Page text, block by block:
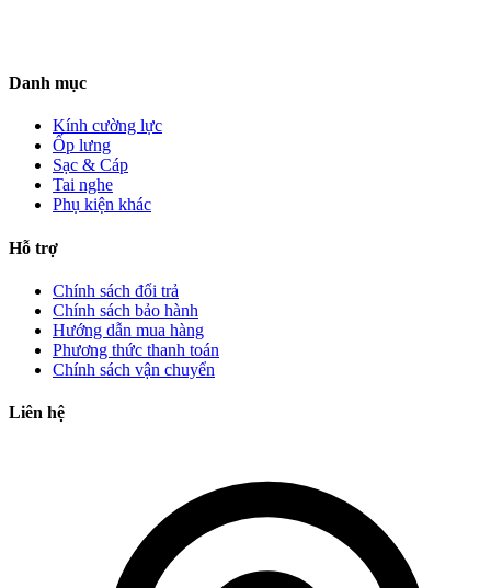
Danh mục
Kính cường lực
Ốp lưng
Sạc & Cáp
Tai nghe
Phụ kiện khác
Hỗ trợ
Chính sách đổi trả
Chính sách bảo hành
Hướng dẫn mua hàng
Phương thức thanh toán
Chính sách vận chuyển
Liên hệ